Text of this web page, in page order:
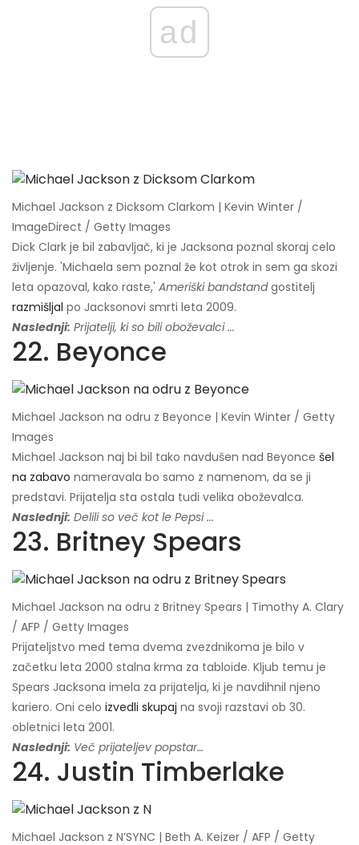
ad
Michael Jackson z Dicksom Clarkom | Kevin Winter /
ImageDirect / Getty Images
Dick Clark je bil zabavljač, ki je Jacksona poznal skoraj celo
življenje. 'Michaela sem poznal že kot otrok in sem ga skozi
leta opazoval, kako raste,' Ameriški bandstandgostitelj
razmišljal po Jacksonovi smrti leta 2009.
Naslednji: Prijatelji, ki so bili oboževalci ...
22. Beyonce
Michael Jackson na odru z Beyonce | Kevin Winter / Getty
Images
Michael Jackson naj bi bil tako navdušen nad Beyonce šel
na zabavo nameravala bo samo z namenom, da se ji
predstavi. Prijatelja sta ostala tudi velika oboževalca.
Naslednji: Delili so več kot le Pepsi ...
23. Britney Spears
Michael Jackson na odru z Britney Spears | Timothy A. Clary
/ AFP / Getty Images
Prijateljstvo med tema dvema zvezdnikoma je bilo v
začetku leta 2000 stalna krma za tabloide. Kljub temu je
Spears Jacksona imela za prijatelja, ki je navdihnil njeno
kariero. Oni celo izvedli skupaj na svoji razstavi ob 30.
obletnici leta 2001.
Naslednji: Več prijateljev popstar…
24. Justin Timberlake
Michael Jackson z N’SYNC | Beth A. Keizer / AFP / Getty